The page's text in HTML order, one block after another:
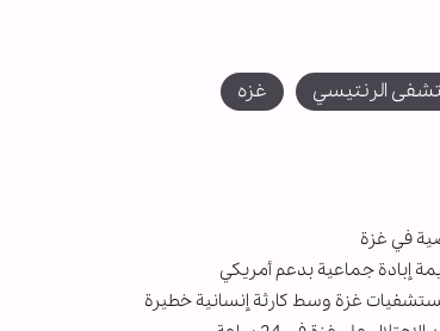
الرنتيسي غزه
في غزة
إبادة جماعية بدعم أمريكي
غزة وسط كارثة إنسانية خطيرة